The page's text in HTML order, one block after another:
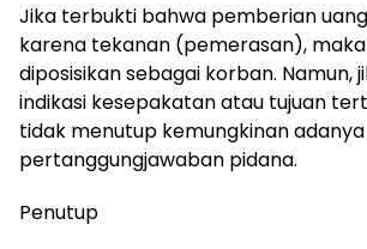
Jika terbukti bahwa pemberian
karena tekanan (pemerasan),
diposisikan sebagai korban. Namun,
indikasi kesepakatan atau tujuan
tidak menutup kemungkinan adanya
pertanggungjawaban pidana.
Penutup